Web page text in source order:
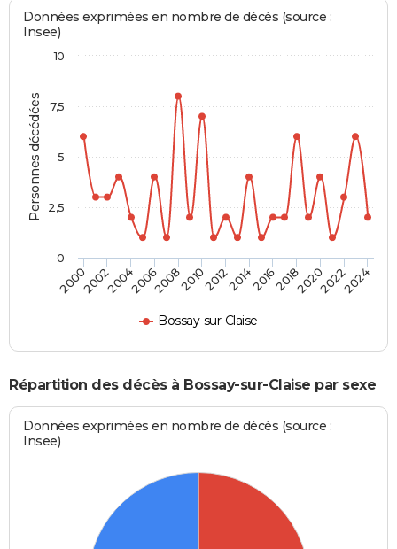
Personnes décédées
Données exprimées en nombre de décès (source :
Insee)
Bossay-sur-Claise
2000200220042006200820102012201420162018202020222024
0
10
2,5
5
7,5
Répartition des décès à Bossay-sur-Claise par sexe
Données exprimées en nombre de décès (source :
Insee)